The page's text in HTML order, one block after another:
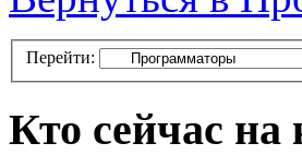
Перейти:
Кто сейчас